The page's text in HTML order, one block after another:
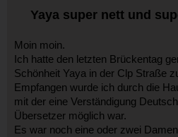
Yaya super nett und
Moin moin.
Ich hatte den letzten Brückentag
Schönheit Yaya in der Clp Straße
Empfangen wurde ich durch die
mit der eine Verständigung
Übersetzer möglich war.
Es war noch eine oder zwei